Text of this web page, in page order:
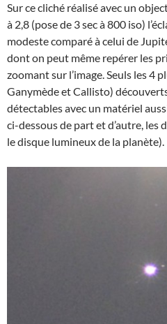
Sur ce cliché réalisé avec un
à 2,8 (pose de 3 sec à 800 iso)
modeste comparé à celui de
dont on peut même repérer les
zoomant sur l’image. Seuls les 4
Ganymède et Callisto)
détectables avec un matériel
ci-dessous de part et d’autre, les
le disque lumineux de la planète).